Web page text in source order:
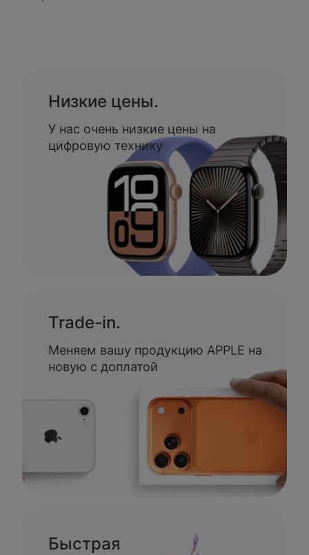
Низкие цены.
У нас очень низкие цены на
цифровую технику
Trade-in.
Меняем вашу продукцию APPLE на
новую с доплатой
Быстрая